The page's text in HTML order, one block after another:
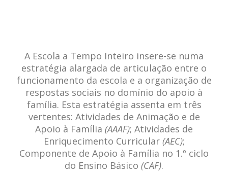
A Escola a Tempo Inteiro insere-se numa
estratégia alargada de articulação entre o
funcionamento da escola e a organização de
respostas sociais no domínio do apoio à
família. Esta estratégia assenta em três
vertentes: Atividades de Animação e de
Apoio à Família (AAAF); Atividades de
Enriquecimento Curricular (AEC);
Componente de Apoio à Família no 1.º ciclo
do Ensino Básico (CAF).